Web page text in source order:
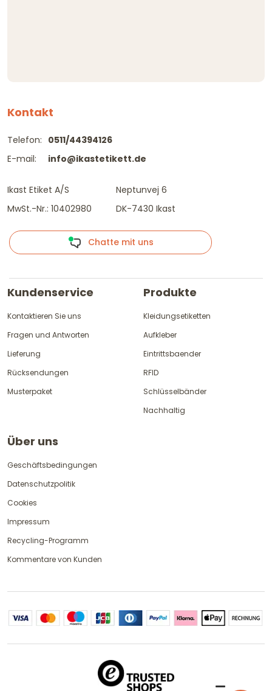
Kontakt
Telefon:
E-mail:
0511/44394126
info@ikastetikett.de
Ikast Etiket A/S
MwSt.-Nr.: 10402980
Neptunvej 6
DK-7430 Ikast
Chatte mit uns
Kundenservice
Kontaktieren Sie uns
Fragen und Antworten
Lieferung
Rücksendungen
Musterpaket
Produkte
Kleidungsetiketten
Aufkleber
Eintrittsbaender
RFID
Schlüsselbänder
Nachhaltig
Über uns
Geschäftsbedingungen
Datenschutzpolitik
Cookies
Impressum
Recycling-Programm
Kommentare von Kunden